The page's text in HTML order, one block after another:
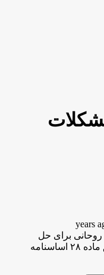
برای حل
مشکلات استخدامی ها! ساعت۲۴- طبق ماده ۲۸ اساسنامه